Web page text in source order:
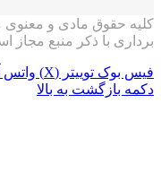
کلیه حقوق مادی و
برداری با ذکر منبع مجاز
فیس بوک توییتر (X) واتس
دکمه بازگشت به بالا